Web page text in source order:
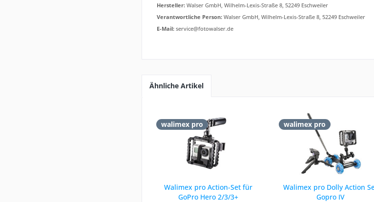
Hersteller: Walser GmbH, Wilhelm-Lexis-Straße 8, 52249 Eschweiler
Verantwortliche Person: Walser GmbH, Wilhelm-Lexis-Straße 8, 52249 Eschweiler
E-Mail: service@fotowalser.de
Ähnliche Artikel
walimex pro
Walimex pro Action-Set für
GoPro Hero 2/3/3+
walimex pro
Walimex pro Dolly Action
Gopro IV